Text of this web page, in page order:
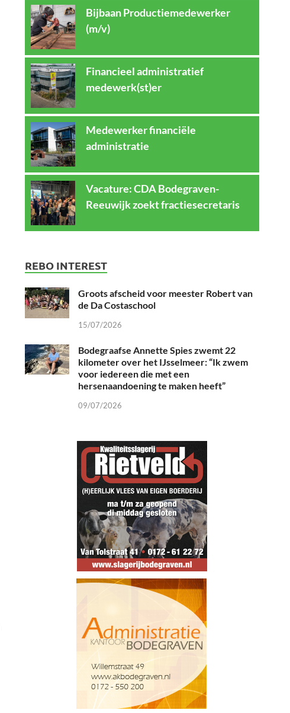
Bijbaan Productiemedewerker
(m/v)
Financieel administratief
medewerk(st)er
Medewerker financiële
administratie
Vacature: CDA Bodegraven-
Reeuwijk zoekt fractiesecretaris
REBO INTEREST
Groots afscheid voor meester Robert van
de Da Costaschool
15/07/2026
Bodegraafse Annette Spies zwemt 22
kilometer over het IJsselmeer: “Ik zwem
voor iedereen die met een
hersenaandoening te maken heeft”
09/07/2026